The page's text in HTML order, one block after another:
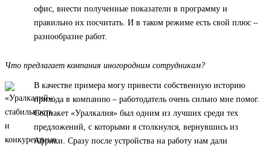
офис, внести полученные показатели в программу и
правильно их посчитать. И в таком режиме есть свой плюс –
разнообразие работ.
Что предлагает компания иногородним сотрудникам?
В качестве примера могу привести собственную историю
прихода в компанию – работодатель очень сильно мне помог.
Соцпакет «Уралкалия» был одним из лучших среди тех
предложений, с которыми я столкнулся, вернувшись из
Африки. Сразу после устройства на работу нам дали